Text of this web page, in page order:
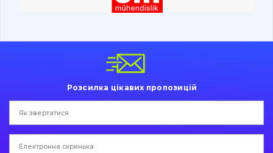
Захист (ковша, адаптера)
написати
листа
Розсилка цікавих пропозицій